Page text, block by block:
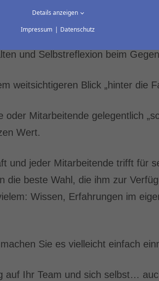
in der Situation oder dem
und Selbstreflexion beim
weitsichtigeren Blick „hinter die
Mitarbeitende gelegentlich
Wert.
und jeder Mitarbeitende trifft für
die beste Wahl, die ihm zur
Wissen, Erfahrungen im
Sie es vielleicht einfach
auf Ihr Team und sich selbst…
Details anzeigen
Impressum
Datenschutz